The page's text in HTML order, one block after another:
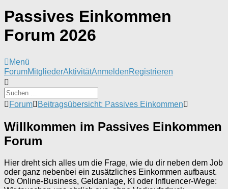
Passives Einkommen
Forum 2026
Menü
Forum-
Navigation
ForumMitgliederAktivitätAnmeldenRegistrieren
Forum-
-
Du
bist
hier:
Forum Beitragsübersicht: Passives Einkommen
Willkommen im Passives Einkommen
Forum
Hier dreht sich alles um die Frage, wie du dir neben dem Job
oder ganz nebenbei ein zusätzliches Einkommen aufbaust.
Ob Online-Business, Geldanlage, KI oder Influencer-Wege: